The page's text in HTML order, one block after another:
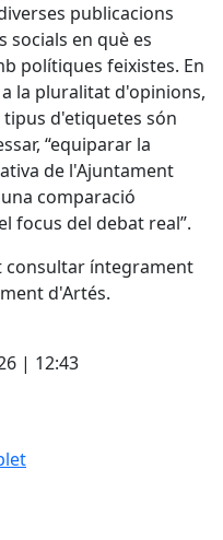
publicacions
socials en què es
polítiques feixistes. En
la pluralitat d'opinions,
d'etiquetes són
“equiparar la
de l'Ajuntament
comparació
focus del debat real”.
consultar íntegrament
d'Artés.
| 12:43